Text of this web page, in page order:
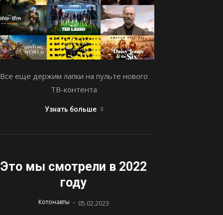
Все еще держим лапки на пульте нового
ТВ-контента
Узнать больше
Это мы смотрели в 2022
году
Котонавты - 05.02.2023